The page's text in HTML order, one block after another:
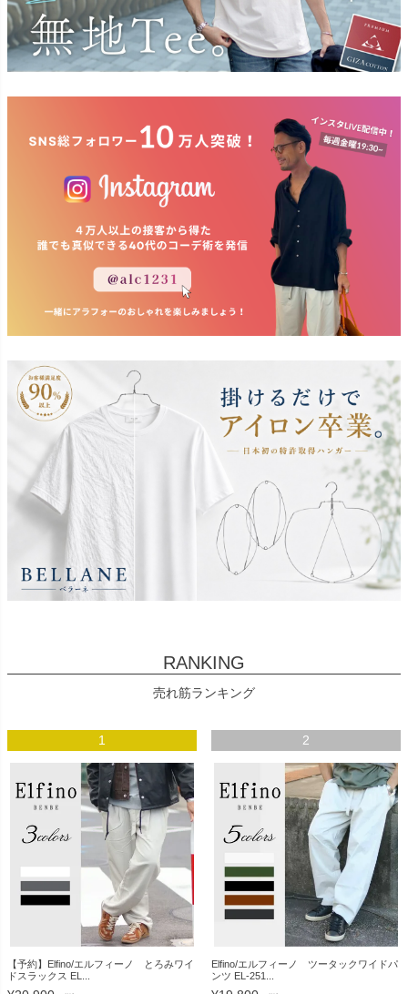
RANKING
売れ筋ランキング
1
【予約】Elfino/エルフィーノ とろみワイ
ドスラックス EL...
2
Elfino/エルフィーノ ツータックワイドパ
ンツ EL-251...